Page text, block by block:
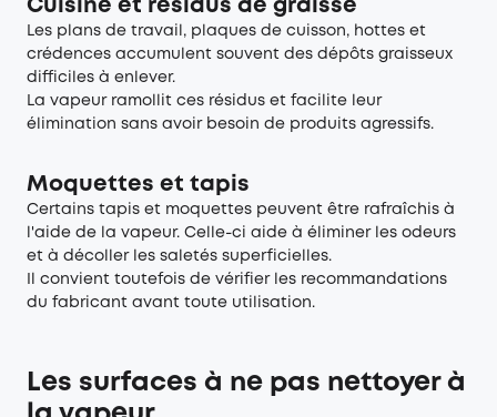
Cuisine et résidus de graisse
Les plans de travail, plaques de cuisson, hottes et
crédences accumulent souvent des dépôts graisseux
difficiles à enlever.
La vapeur ramollit ces résidus et facilite leur
élimination sans avoir besoin de produits agressifs.
Moquettes et tapis
Certains tapis et moquettes peuvent être rafraîchis à
l'aide de la vapeur. Celle-ci aide à éliminer les odeurs
et à décoller les saletés superficielles.
Il convient toutefois de vérifier les recommandations
du fabricant avant toute utilisation.
Les surfaces à ne pas nettoyer à